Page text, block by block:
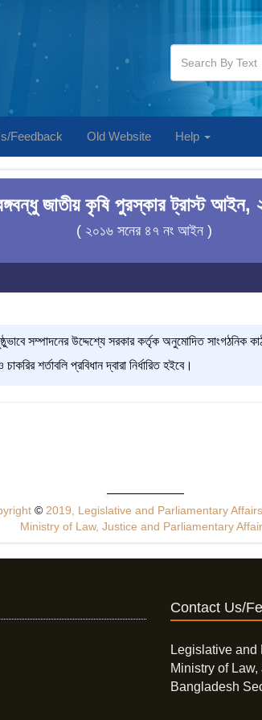
Feedback Old Website Help
জাতীয় কৃষি পুরস্কার ট্রাস্ট আইন,
( ২০১৬ সনের ৪৭ নং আইন )
সম্পাদনের উদ্দেশ্যে সরকার কর্তৃক অনুমোদিত সাংগঠনিক
শর্তাবলি প্রবিধান দ্বারা নির্ধারিত হইবে।
© 2019, Legislative and Parliamentary
Ministry of Law, Justice and Parliamentary
Contact Us/
Legislative and
Ministry of
Bangladesh